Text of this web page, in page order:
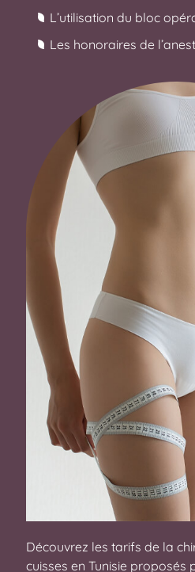
L’utilisation du bloc
Les honoraires de
Découvrez les tarifs de la
cuisses en Tunisie proposés